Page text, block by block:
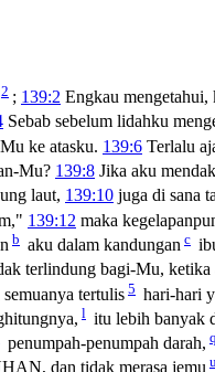
2 ; 139:2 Engkau
Sebab sebelum lidahku
ke atasku. 139:6 Terlalu
Mu? 139:8 Jika aku
laut, 139:10 juga di sana
139:12 maka
b aku dalam kandungan c
terlindung bagi-Mu,
tertulis 5 hari-hari
l itu lebih banyak
penumpah-penumpah darah, q
dan tidak merasa jemu